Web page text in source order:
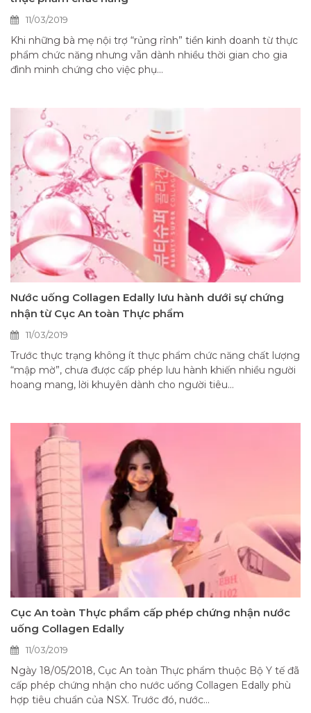
11/03/2019
Khi những bà mẹ nội trợ “rủng rỉnh” tiền kinh doanh từ thực
phẩm chức năng nhưng vẫn dành nhiều thời gian cho gia
đình minh chứng cho việc phụ...
Nước uống Collagen Edally lưu hành dưới sự chứng
nhận từ Cục An toàn Thực phẩm
11/03/2019
Trước thực trạng không ít thực phẩm chức năng chất lượng
“mập mờ”, chưa được cấp phép lưu hành khiến nhiều người
hoang mang, lời khuyên dành cho người tiêu...
Cục An toàn Thực phẩm cấp phép chứng nhận nước
uống Collagen Edally
11/03/2019
Ngày 18/05/2018, Cục An toàn Thực phẩm thuộc Bộ Y tế đã
cấp phép chứng nhận cho nước uống Collagen Edally phù
hợp tiêu chuẩn của NSX. Trước đó, nước...